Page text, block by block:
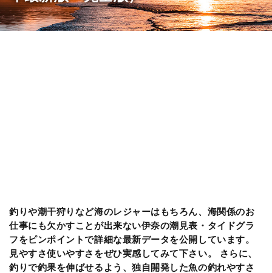
釣りや潮干狩りなど海のレジャーはもちろん、海関係のお
仕事にも欠かすことが出来ない伊奈の潮見表・タイドグラ
フをピンポイントで詳細な最新データを公開しています。
見やすさ使いやすさをぜひ実感してみて下さい。 さらに、
釣りで釣果を伸ばせるよう、独自開発した魚の釣れやすさ